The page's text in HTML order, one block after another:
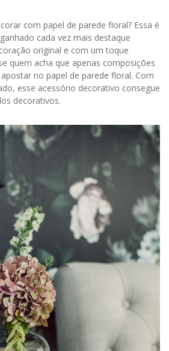
com papel de parede floral? Essa é
cada vez mais destaque
original e com um toque
quem acha que apenas composições
no papel de parede floral. Com
esse acessório decorativo consegue
decorativos.